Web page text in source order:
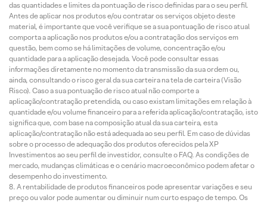
das quantidades e limites da pontuação de risco definidas para o seu perfil.
Antes de aplicar nos produtos e/ou contratar os serviços objeto deste
material, é importante que você verifique se a sua pontuação de risco atual
comporta a aplicação nos produtos e/ou a contratação dos serviços em
questão, bem como se há limitações de volume, concentração e/ou
quantidade para a aplicação desejada. Você pode consultar essas
informações diretamente no momento da transmissão da sua ordem ou,
ainda, consultando o risco geral da sua carteira na tela de carteira (Visão
Risco). Caso a sua pontuação de risco atual não comporte a
aplicação/contratação pretendida, ou caso existam limitações em relação à
quantidade e/ou volume financeiro para a referida aplicação/contratação, isto
significa que, com base na composição atual da sua carteira, esta
aplicação/contratação não está adequada ao seu perfil. Em caso de dúvidas
sobre o processo de adequação dos produtos oferecidos pela XP
Investimentos ao seu perfil de investidor, consulte o FAQ. As condições de
mercado, mudanças climáticas e o cenário macroeconômico podem afetar o
desempenho do investimento.
A rentabilidade de produtos financeiros pode apresentar variações e seu
preço ou valor pode aumentar ou diminuir num curto espaço de tempo. Os